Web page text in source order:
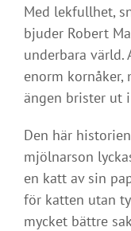
Med lekfullhet,
bjuder Robert
underbara
enorm
ängen brister ut
Den här
mjölnarson
en katt av sin
för katten utan
mycket bättre